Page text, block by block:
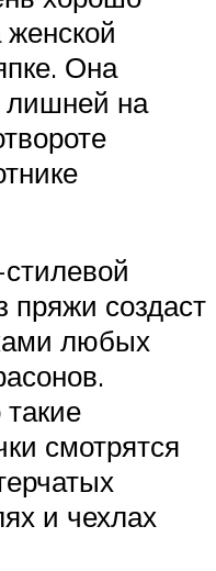
женской
Она
лишней на
пряжи создаст
любых
смотрятся
и чехлах